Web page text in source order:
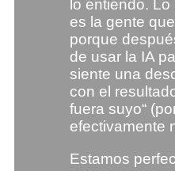
lo entiendo.
es la gente
porque
de usar la IA
siente una
con el
fuera suyo“
efectivamente
Estamos